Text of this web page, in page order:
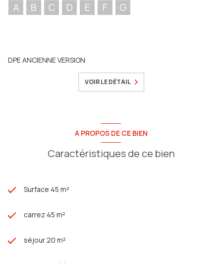
A B C D E F G
DPE ANCIENNE VERSION
VOIR LE DÉTAIL
A PROPOS DE CE BIEN
Caractéristiques de ce bien
Surface 45 m²
carrez 45 m²
séjour 20 m²
1 chambre(s)